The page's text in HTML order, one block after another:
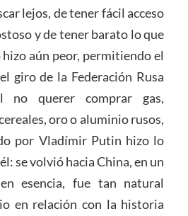
lejos, de tener fácil acceso
y de tener barato lo que
hizo aún peor, permitiendo el
giro de la Federación Rusa
no querer comprar gas,
oro o aluminio rusos,
por Vladímir Putin hizo lo
se volvió hacia China, en un
esencia, fue tan natural
en relación con la historia